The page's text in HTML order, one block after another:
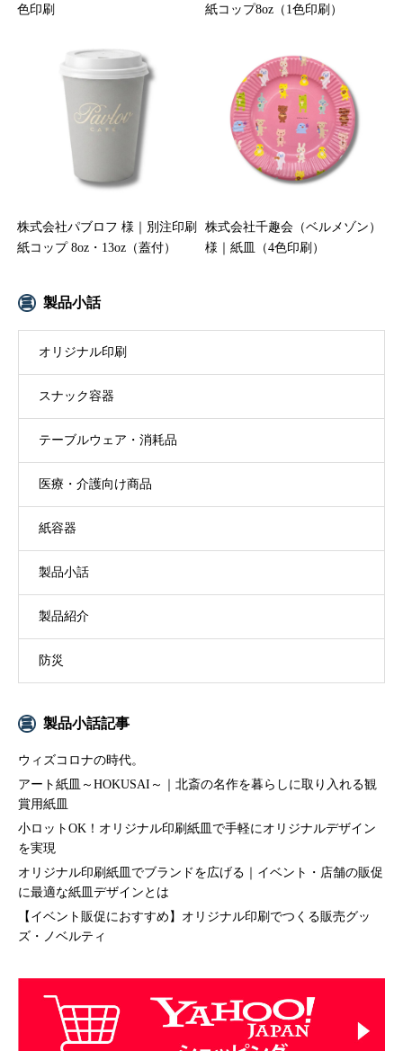
色印刷
紙コップ8oz（1色印刷）
株式会社パブロフ 様｜別注印刷
紙コップ 8oz・13oz（蓋付）
株式会社千趣会（ベルメゾン）
様｜紙皿（4色印刷）
製品小話
オリジナル印刷
スナック容器
テーブルウェア・消耗品
医療・介護向け商品
紙容器
製品小話
製品紹介
防災
製品小話記事
ウィズコロナの時代。
アート紙皿～HOKUSAI～｜北斎の名作を暮らしに取り入れる観
賞用紙皿
小ロットOK！オリジナル印刷紙皿で手軽にオリジナルデザイン
を実現
オリジナル印刷紙皿でブランドを広げる｜イベント・店舗の販促
に最適な紙皿デザインとは
【イベント販促におすすめ】オリジナル印刷でつくる販売グッ
ズ・ノベルティ